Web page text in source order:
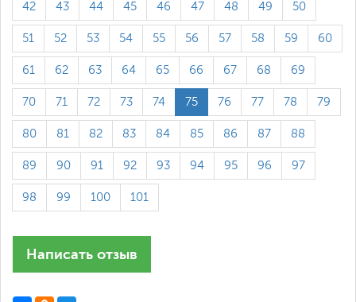
42 43 44 45 46 47 48 49 50
51 52 53 54 55 56 57 58 59 60
61 62 63 64 65 66 67 68 69
70 71 72 73 74 75 76 77 78 79
80 81 82 83 84 85 86 87 88
89 90 91 92 93 94 95 96 97
98 99 100 101
Написать отзыв